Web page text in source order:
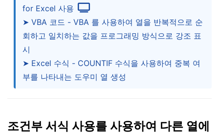
for Excel 사용
➤ VBA 코드 - VBA 를 사용하여 열을 반복적으로 순
회하고 일치하는 값을 프로그래밍 방식으로 강조 표
시
➤ Excel 수식 - COUNTIF 수식을 사용하여 중복 여
부를 나타내는 도우미 열 생성
조건부 서식 사용를 사용하여 다른 열에